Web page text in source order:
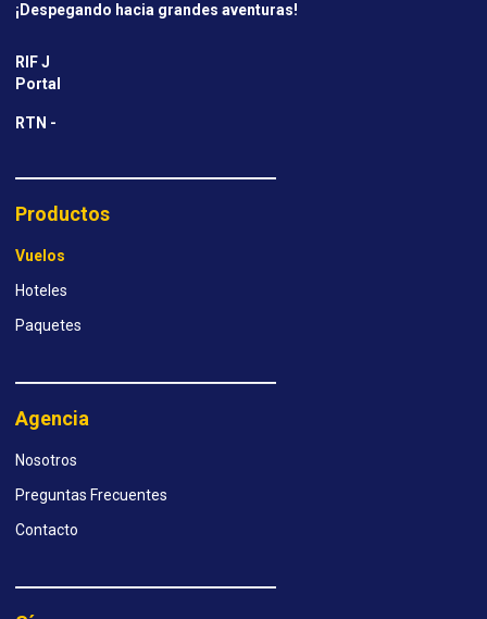
¡Despegando hacia grandes aventuras!
RIF J
Portal
RTN -
Productos
Vuelos
Hoteles
Paquetes
Agencia
Nosotros
Preguntas Frecuentes
Contacto